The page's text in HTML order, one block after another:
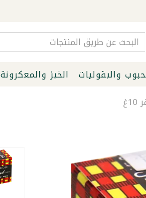
والبقوليات الخبز والمعكرونة